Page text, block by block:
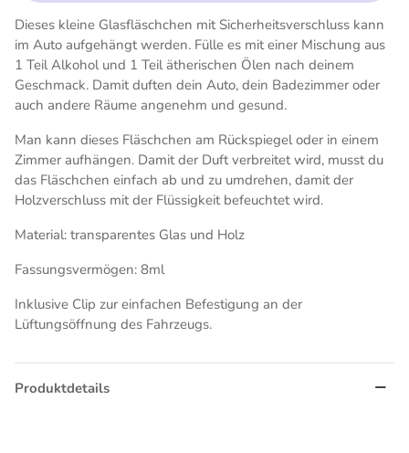
Dieses kleine Glasfläschchen mit Sicherheitsverschluss kann
im Auto aufgehängt werden. Fülle es mit einer Mischung aus
1 Teil Alkohol und 1 Teil ätherischen Ölen nach deinem
Geschmack. Damit duften dein Auto, dein Badezimmer oder
auch andere Räume angenehm und gesund.
Man kann dieses Fläschchen am Rückspiegel oder in einem
Zimmer aufhängen. Damit der Duft verbreitet wird, musst du
das Fläschchen einfach ab und zu umdrehen, damit der
Holzverschluss mit der Flüssigkeit befeuchtet wird.
Material: transparentes Glas und Holz
Fassungsvermögen: 8ml
Inklusive Clip zur einfachen Befestigung an der
Lüftungsöffnung des Fahrzeugs.
Produktdetails